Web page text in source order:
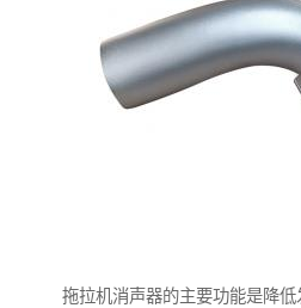
拖拉机消声器的主要功能是降